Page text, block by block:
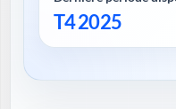
T4 2025